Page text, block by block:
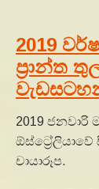
2019
ප්‍රාන්ත
2019 ජනවාරි
චායාරූප.